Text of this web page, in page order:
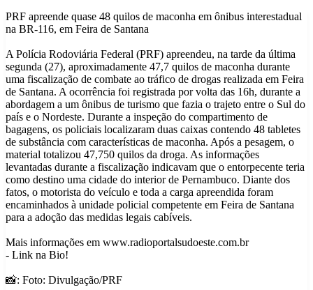
PRF apreende quase 48 quilos de maconha em ônibus interestadual
na BR-116, em Feira de Santana
A Polícia Rodoviária Federal (PRF) apreendeu, na tarde da última
segunda (27), aproximadamente 47,7 quilos de maconha durante
uma fiscalização de combate ao tráfico de drogas realizada em Feira
de Santana. A ocorrência foi registrada por volta das 16h, durante a
abordagem a um ônibus de turismo que fazia o trajeto entre o Sul do
país e o Nordeste. Durante a inspeção do compartimento de
bagagens, os policiais localizaram duas caixas contendo 48 tabletes
de substância com características de maconha. Após a pesagem, o
material totalizou 47,750 quilos da droga. As informações
levantadas durante a fiscalização indicavam que o entorpecente teria
como destino uma cidade do interior de Pernambuco. Diante dos
fatos, o motorista do veículo e toda a carga apreendida foram
encaminhados à unidade policial competente em Feira de Santana
para a adoção das medidas legais cabíveis.
Mais informações em www.radioportalsudoeste.com.br
- Link na Bio!
📸: Foto: Divulgação/PRF